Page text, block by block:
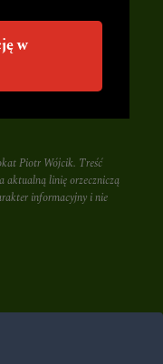
w
Piotr Wójcik. Treść
aktualną linię orzeczniczą
informacyjny i nie